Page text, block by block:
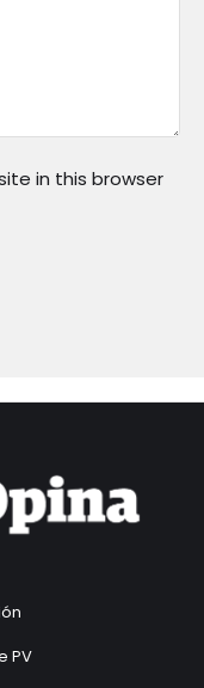
in this browser
PV